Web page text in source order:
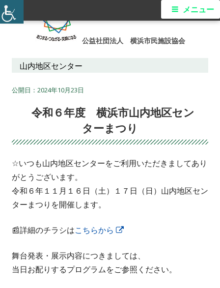
コ
ン
公益社団法人 横浜市民施設協会
メ
ニ
メニュー
山内地区センター
2024年10月23日
令和６年度 横浜市山内地区セン
ターまつり
☆いつも山内地区センターをご利用いただきましてあり
がとうございます。
令和６年１１月１６日（土）１７日（日）山内地区セン
ターまつりを開催します。
📰詳細のチラシはこちらから
い
ウ
舞台発表・展示内容につきましては、
当日お配りするプログラムをご参照ください。